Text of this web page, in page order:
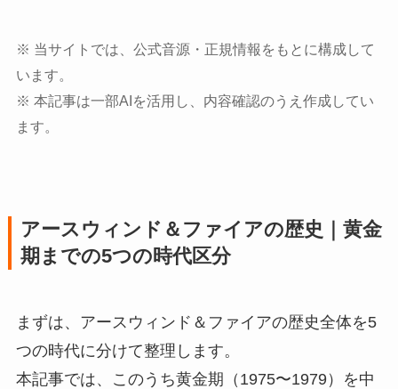
※ 当サイトでは、公式音源・正規情報をもとに構成して
います。
※ 本記事は一部AIを活用し、内容確認のうえ作成してい
ます。
アースウィンド＆ファイアの歴史｜黄金
期までの5つの時代区分
まずは、アースウィンド＆ファイアの歴史全体を5
つの時代に分けて整理します。
本記事では、このうち黄金期（1975〜1979）を中